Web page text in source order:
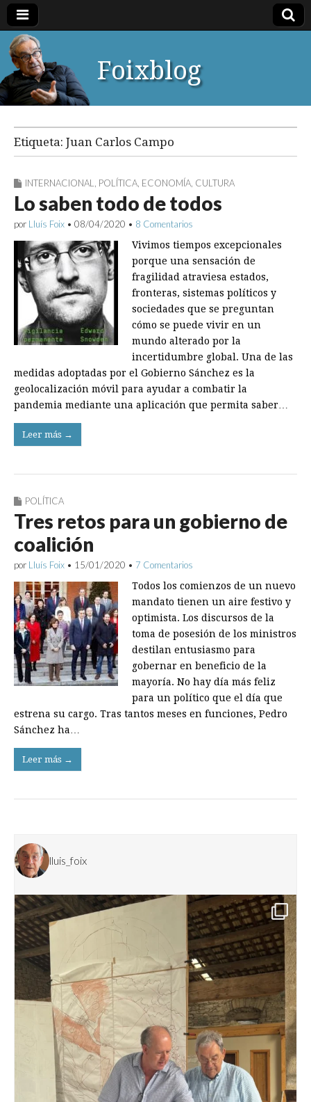
Foixblog
Etiqueta: Juan Carlos Campo
INTERNACIONAL POLÍTICA ECONOMÍA CULTURA
Lo saben todo de todos
por Lluís Foix • 08/04/2020 • 8 Comentarios
Vivimos tiempos excepcionales
porque una sensación de
fragilidad atraviesa estados,
fronteras, sistemas políticos y
sociedades que se preguntan
cómo se puede vivir en un
mundo alterado por la
incertidumbre global. Una de las
medidas adoptadas por el Gobierno Sánchez es la
geolocalización móvil para ayudar a combatir la
pandemia mediante una aplicación que permita saber…
Leer más →
POLÍTICA
Tres retos para un gobierno de
coalición
por Lluís Foix • 15/01/2020 • 7 Comentarios
Todos los comienzos de un nuevo
mandato tienen un aire festivo y
optimista. Los discursos de la
toma de posesión de los ministros
destilan entusiasmo para
gobernar en beneficio de la
mayoría. No hay día más feliz
para un político que el día que
estrena su cargo. Tras tantos meses en funciones, Pedro
Sánchez ha…
Leer más →
lluis_foix